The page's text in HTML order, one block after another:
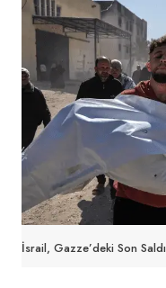
İsrail, Gazze’deki Son